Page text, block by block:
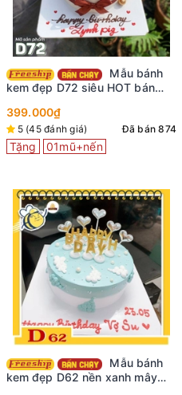
kem đẹp D72 siêu HOT bán
399.000₫
5 (45 đánh giá) Đã bán 874
Tặng 01mũ+nến
kem đẹp D62 nền xanh mây